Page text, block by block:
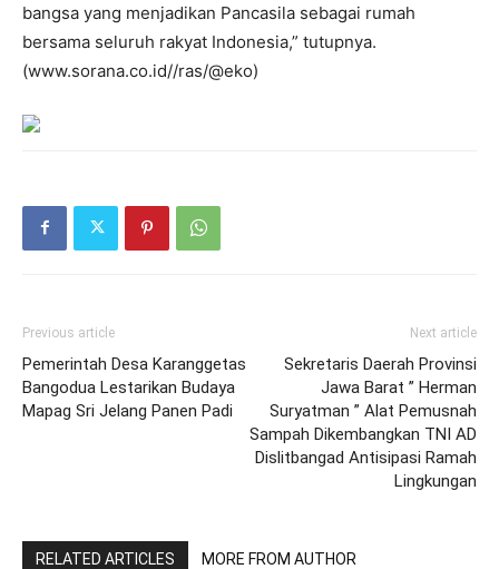
bangsa yang menjadikan Pancasila sebagai rumah
bersama seluruh rakyat Indonesia,” tutupnya.
(www.sorana.co.id//ras/@eko)
Previous article
Pemerintah Desa Karanggetas
Bangodua Lestarikan Budaya
Mapag Sri Jelang Panen Padi
Next article
Sekretaris Daerah Provinsi
Jawa Barat ” Herman
Suryatman ” Alat Pemusnah
Sampah Dikembangkan TNI AD
Dislitbangad Antisipasi Ramah
Lingkungan
RELATED ARTICLES MORE FROM AUTHOR